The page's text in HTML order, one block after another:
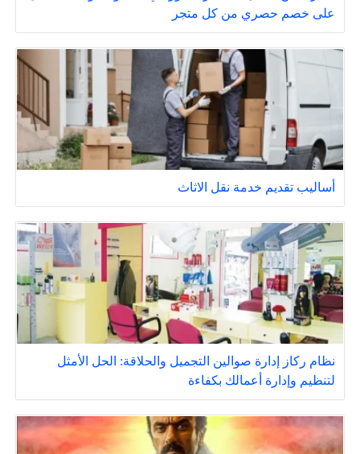
على خصم حصري من كل متجر
أساليب تقديم خدمة نقل الاثاث
نظام ركاز إدارة صوالين التجميل والحلاقة: الحل الأمثل
لتنظيم وإدارة أعمالك بكفاءة